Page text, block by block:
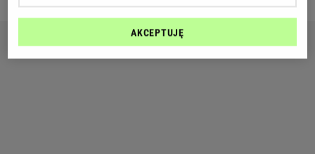
AKCEPTUJĘ